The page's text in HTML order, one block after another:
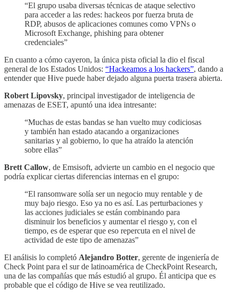
“El grupo usaba diversas técnicas de ataque selectivo
para acceder a las redes: hackeos por fuerza bruta de
RDP, abusos de aplicaciones comunes como VPNs o
Microsoft Exchange, phishing para obtener
credenciales”
En cuanto a cómo cayeron, la única pista oficial la dio el fiscal
general de los Estados Unidos: “Hackeamos a los hackers”, dando a
entender que Hive puede haber dejado alguna puerta trasera abierta.
Robert Lipovsky, principal investigador de inteligencia de
amenazas de ESET, apuntó una idea intresante:
“Muchas de estas bandas se han vuelto muy codiciosas
y también han estado atacando a organizaciones
sanitarias y al gobierno, lo que ha atraído la atención
sobre ellas”
Brett Callow, de Emsisoft, advierte un cambio en el negocio que
podría explicar ciertas diferencias internas en el grupo:
“El ransomware solía ser un negocio muy rentable y de
muy bajo riesgo. Eso ya no es así. Las perturbaciones y
las acciones judiciales se están combinando para
disminuir los beneficios y aumentar el riesgo y, con el
tiempo, es de esperar que eso repercuta en el nivel de
actividad de este tipo de amenazas”
El análisis lo completó Alejandro Botter, gerente de ingeniería de
Check Point para el sur de latinoamérica de CheckPoint Research,
una de las compañías que más estudió al grupo. Él anticipa que es
probable que el código de Hive se vea reutilizado.